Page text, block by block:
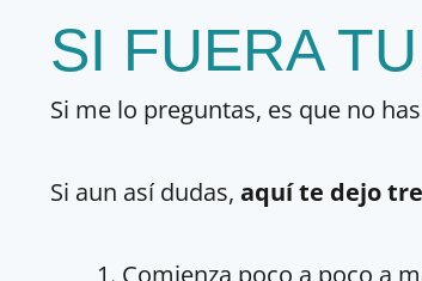
SI FUERA
Si me lo preguntas, es que no
Si aun así dudas, aquí te dejo
Comienza poco a poco a